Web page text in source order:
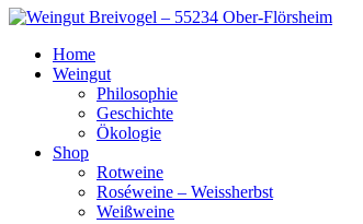
Home
Weingut
Philosophie
Geschichte
Ökologie
Shop
Rotweine
Roséweine – Weissherbst
Weißweine